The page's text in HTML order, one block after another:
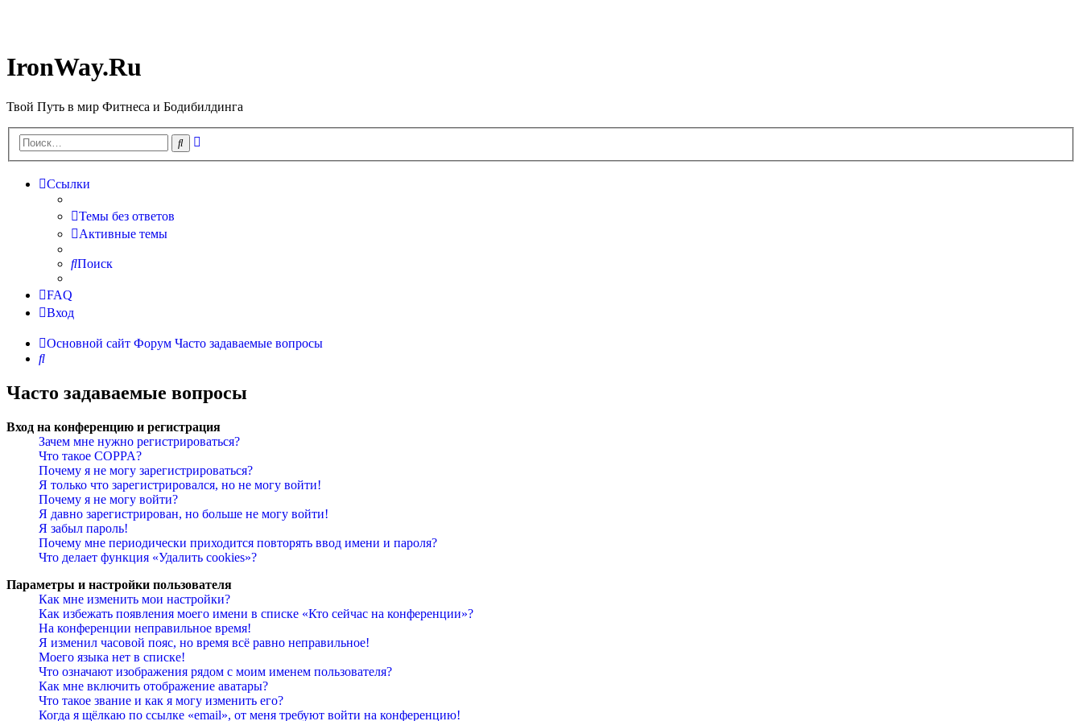
IronWay.Ru
Твой Путь в мир Фитнеса и Бодибилдинга
Поиск
Ссылки
Темы без ответов
Активные темы
Поиск
FAQ
Вход
Основной сайт Форум Часто задаваемые вопросы
Поиск
Часто задаваемые вопросы
Вход на конференцию и регистрация
Зачем мне нужно регистрироваться?
Что такое COPPA?
Почему я не могу зарегистрироваться?
Я только что зарегистрировался, но не могу войти!
Почему я не могу войти?
Я давно зарегистрирован, но больше не могу войти!
Я забыл пароль!
Почему мне периодически приходится повторять ввод имени и пароля?
Что делает функция «Удалить cookies»?
Параметры и настройки пользователя
Как мне изменить мои настройки?
Как избежать появления моего имени в списке «Кто сейчас на конференции»?
На конференции неправильное время!
Я изменил часовой пояс, но время всё равно неправильное!
Моего языка нет в списке!
Что означают изображения рядом с моим именем пользователя?
Как мне включить отображение аватары?
Что такое звание и как я могу изменить его?
Когда я щёлкаю по ссылке «email», от меня требуют войти на конференцию!